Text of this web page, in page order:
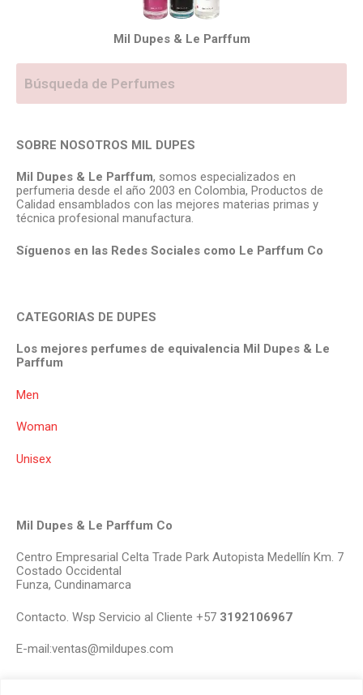
Mil Dupes & Le Parffum
SOBRE NOSOTROS MIL DUPES
Mil Dupes & Le Parffum, somos especializados en
perfumeria desde el año 2003 en Colombia, Productos de
Calidad ensamblados con las mejores materias primas y
técnica profesional manufactura.
Síguenos en las Redes Sociales como Le Parffum Co
CATEGORIAS DE DUPES
Los mejores perfumes de equivalencia Mil Dupes & Le
Parffum
Men
Woman
Unisex
Mil Dupes & Le Parffum Co
Centro Empresarial Celta Trade Park Autopista Medellín Km. 7
Costado Occidental
Funza, Cundinamarca
Contacto. Wsp Servicio al Cliente +57 3192106967
E-mail:ventas@mildupes.com